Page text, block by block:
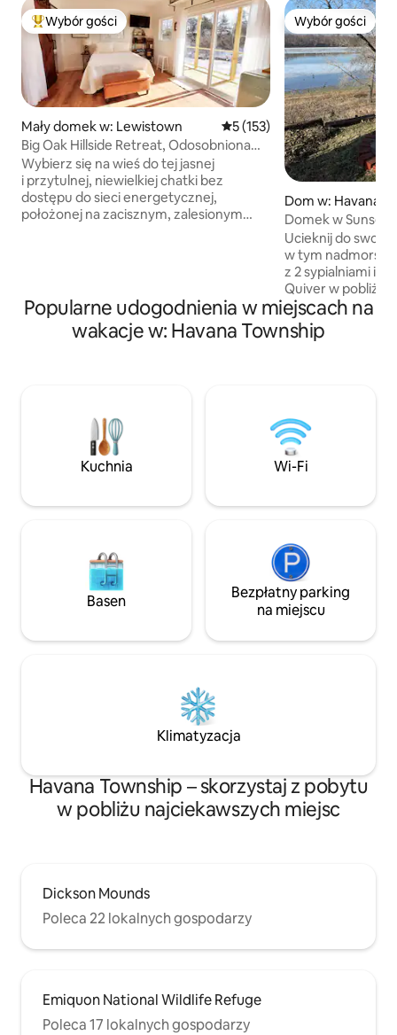
Najpopularniejsze z kategorii Wybór gości
Wybór gości
Mały domek w: Lewistown Średnia ocena: 5 na 5, liczba
5 (153)
Big Oak Hillside Retreat, Odosobniona
mała chatka
Wybierz się na wieś do tej jasnej
i przytulnej, niewielkiej chatki bez
dostępu do sieci energetycznej,
położonej na zacisznym, zalesionym
z rustykalnymi akcentami. Poświęć
chwilę na relaks na werandzie
w wygodnych krzesłach Adirondack
podróżujących samotnie, które chcą
poczuć więź z naturą. Jest to idealne,
spokojne miejsce na pobyt z puponami.
Wybór gości
Wybór gości
Dom w: Havana
Domek w Sunset
Ucieknij do
w tym
z 2 sypialniami i 1
Quiver w pobliżu
Illinois. W domu
komfortowo do 6
gości są dwie
Idealne miejsce
weekendowe
grupowe,
przygód na
znajomych do
Popularne udogodnienia w miejscach na
wakacje w: Havana Township
Kuchnia Wi-Fi
Basen
Bezpłatny parking
na miejscu
Klimatyzacja
Havana Township – skorzystaj z pobytu
w pobliżu najciekawszych miejsc
Dickson Mounds
Poleca 22 lokalnych gospodarzy
Emiquon National Wildlife Refuge
Poleca 17 lokalnych gospodarzy